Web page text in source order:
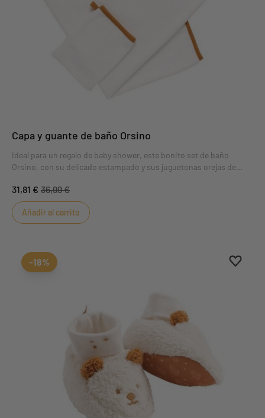
Capa y guante de baño Orsino
Ideal para un regalo de baby shower, este bonito set de baño
Orsino, con su delicado estampado y sus juguetonas orejas de
31,81 € 36,99 €
Añadir al carrito
borrar
-18%